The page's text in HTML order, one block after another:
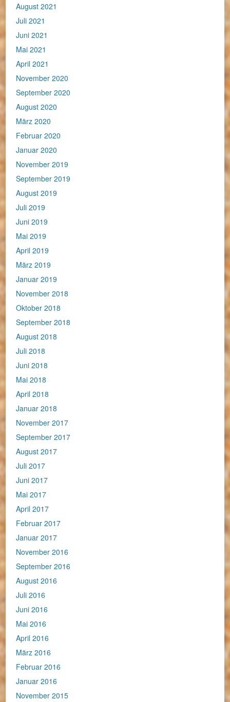
August 2021
Juli 2021
Juni 2021
Mai 2021
April 2021
November 2020
September 2020
August 2020
März 2020
Februar 2020
Januar 2020
November 2019
September 2019
August 2019
Juli 2019
Juni 2019
Mai 2019
April 2019
März 2019
Januar 2019
November 2018
Oktober 2018
September 2018
August 2018
Juli 2018
Juni 2018
Mai 2018
April 2018
Januar 2018
November 2017
September 2017
August 2017
Juli 2017
Juni 2017
Mai 2017
April 2017
Februar 2017
Januar 2017
November 2016
September 2016
August 2016
Juli 2016
Juni 2016
Mai 2016
April 2016
März 2016
Februar 2016
Januar 2016
November 2015